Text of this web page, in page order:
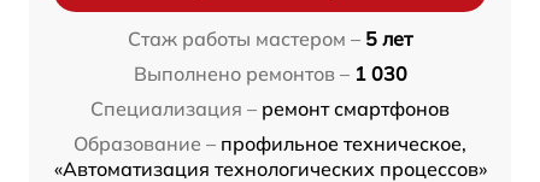
Стаж работы мастером – 5 лет
Выполнено ремонтов – 1 030
Специализация – ремонт смартфонов
Образование – профильное техническое,
«Автоматизация технологических процессов»